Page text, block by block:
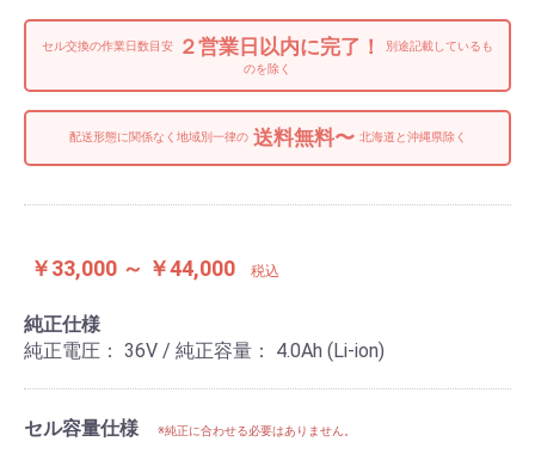
セル交換の作業日数目安 ２営業日以内に完了！
別途記載しているも
のを除く
配送形態に関係なく地域別一律の送料無料〜 北海道と沖縄県除く
￥33,000 ～ ￥44,000 税込
純正仕様
純正電圧： 36V / 純正容量： 4.0Ah (Li-ion)
セル容量仕様 ※純正に合わせる必要はありません。